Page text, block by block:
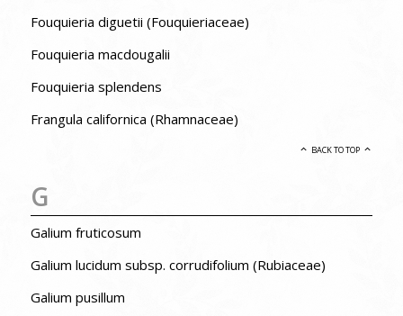
Fouquieria diguetii (Fouquieriaceae)
Fouquieria macdougalii
Fouquieria splendens
Frangula californica (Rhamnaceae)
BACK TO TOP
G
Galium fruticosum
Galium lucidum subsp. corrudifolium (Rubiaceae)
Galium pusillum